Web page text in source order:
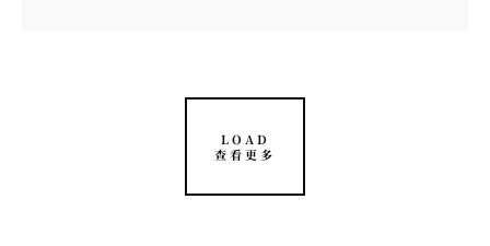
LOAD
查看更多